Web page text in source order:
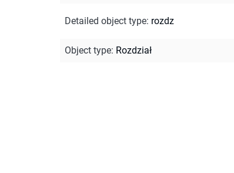
Detailed object type: rozdz
Object type: Rozdział